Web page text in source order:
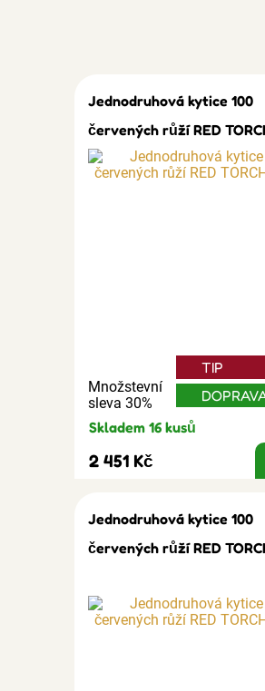
Jednodruhová kytice 100
červených růží RED
Množstevní
sleva 30%
TIP
Skladem 16 kusů
2 451 Kč
Jednodruhová kytice 100
červených růží RED